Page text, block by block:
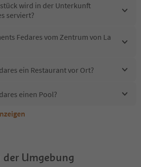
wird in der Unterkunft
serviert?
Fedares vom Zentrum von La
ein Restaurant vor Ort?
einen Pool?
Unterkunft Appartments Fedares
Appartments Fedares?
Fedares einen
Umgebung